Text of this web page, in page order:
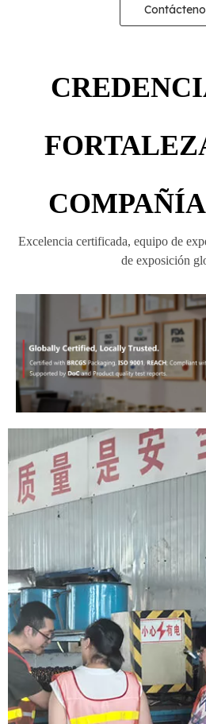
Excelencia certificada, equipo de
de exposición